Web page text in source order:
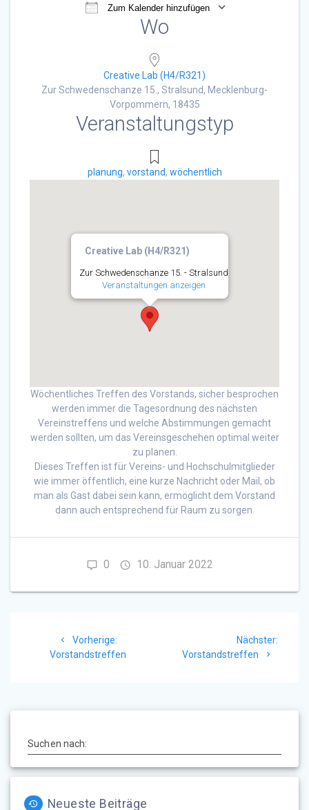
Zum Kalender hinzufügen
ICS herunterladenWo
Creative Lab (H4/R321)
Zur Schwedenschanze 15., Stralsund, Mecklenburg-
Vorpommern, 18435
Veranstaltungstyp
planung, vorstand, wöchentlich
Creative Lab (H4/R321)
Zur Schwedenschanze 15. - Stralsund
Veranstaltungen anzeigen
Wöchentliches Treffen des Vorstands, sicher besprochen
werden immer die Tagesordnung des nächsten
Vereinstreffens und welche Abstimmungen gemacht
werden sollten, um das Vereinsgeschehen optimal weiter
zu planen.
Dieses Treffen ist für Vereins- und Hochschulmitglieder
wie immer öffentlich, eine kurze Nachricht oder Mail, ob
man als Gast dabei sein kann, ermöglicht dem Vorstand
dann auch entsprechend für Raum zu sorgen.
0 10. Januar 2022
Vorherige:
Beitrag:
Vorstandstreffen
Nächster:
Vorstandstreffen
Suchen nach:
Neueste Beiträge